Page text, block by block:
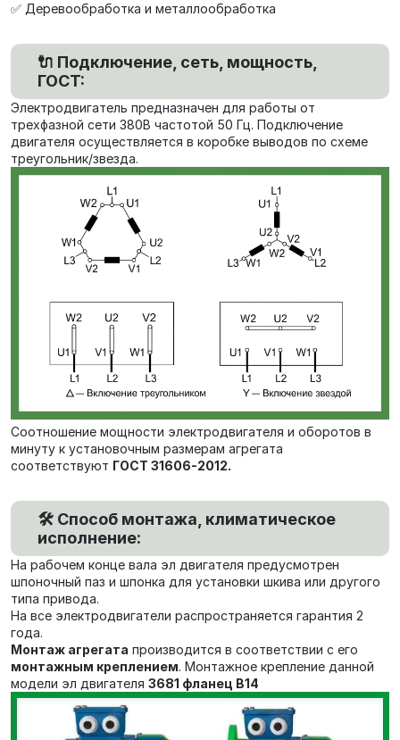
✅ Деревообработка и металлообработка
🔌 Подключение, сеть, мощность,
ГОСТ:
Электродвигатель предназначен для работы от
трехфазной сети 380В частотой 50 Гц. Подключение
двигателя осуществляется в коробке выводов по схеме
треугольник/звезда.
Соотношение мощности электродвигателя и оборотов в
минуту к установочным размерам агрегата
соответствуют ГОСТ 31606-2012.
🛠️ Способ монтажа, климатическое
исполнение:
На рабочем конце вала эл двигателя предусмотрен
шпоночный паз и шпонка для установки шкива или другого
типа привода.
На все электродвигатели распространяется гарантия 2
года.
Монтаж агрегата производится в соответствии с его
монтажным креплением. Монтажное крепление данной
модели эл двигателя 3681 фланец В14